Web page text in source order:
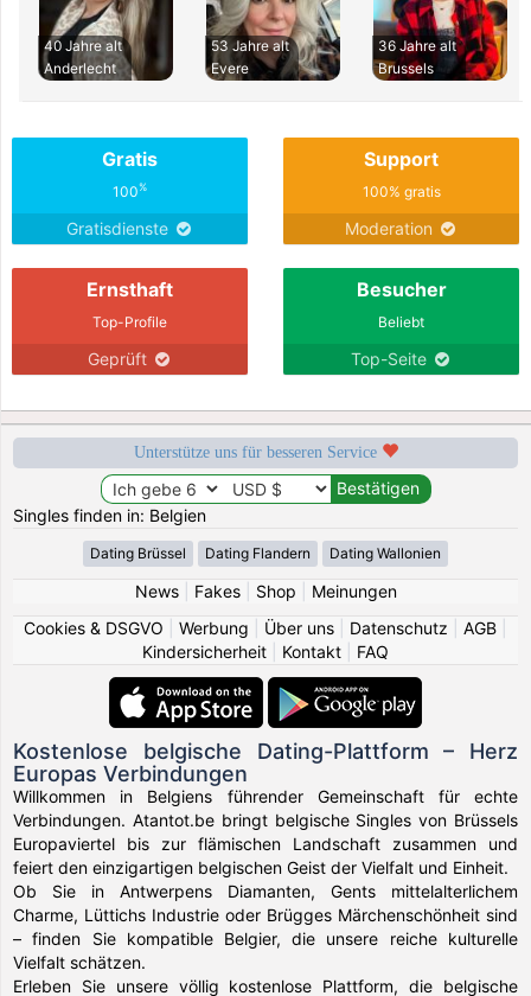
40 Jahre alt
Anderlecht
53 Jahre alt
Evere
36 Jahre alt
Brussels
Gratis
100%
Gratisdienste
Support
100% gratis
Moderation
Ernsthaft
Top-Profile
Geprüft
Besucher
Beliebt
Top-Seite
Unterstütze uns für besseren Service
Singles finden in: Belgien
Dating Brüssel Dating Flandern Dating Wallonien
News| Fakes| Shop
Meinungen
Cookies & DSGVO
Werbung Über uns Datenschutz AGB
Kindersicherheit
Kontakt FAQ
Kostenlose belgische Dating-Plattform – Herz
Europas Verbindungen
Willkommen in Belgiens führender Gemeinschaft für echte
Verbindungen. Atantot.be bringt belgische Singles von Brüssels
Europaviertel bis zur flämischen Landschaft zusammen und
feiert den einzigartigen belgischen Geist der Vielfalt und Einheit.
Ob Sie in Antwerpens Diamanten, Gents mittelalterlichem
Charme, Lüttichs Industrie oder Brügges Märchenschönheit sind
– finden Sie kompatible Belgier, die unsere reiche kulturelle
Vielfalt schätzen.
Erleben Sie unsere völlig kostenlose Plattform, die belgische